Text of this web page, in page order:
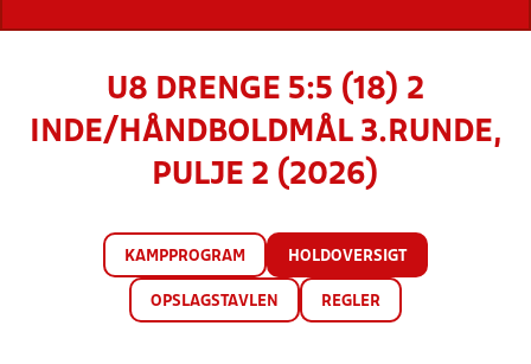
U8 DRENGE 5:5 (18) 2
INDE/HÅNDBOLDMÅL 3.RUNDE,
PULJE 2 (2026)
KAMPPROGRAM HOLDOVERSIGT
OPSLAGSTAVLEN REGLER